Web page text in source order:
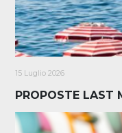
15 Luglio 2026
PROPOSTE LAST